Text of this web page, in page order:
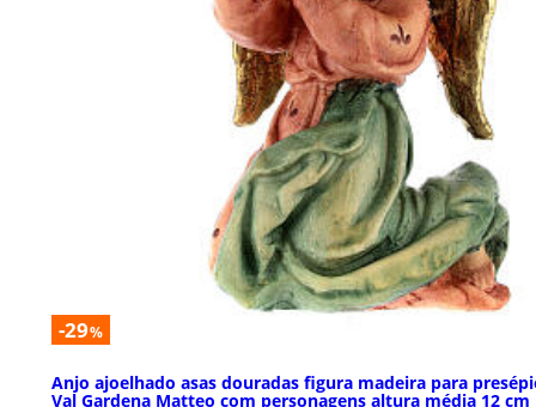
-29%
Anjo ajoelhado asas douradas figura madeira para
Val Gardena Matteo com personagens altura média 12 cm